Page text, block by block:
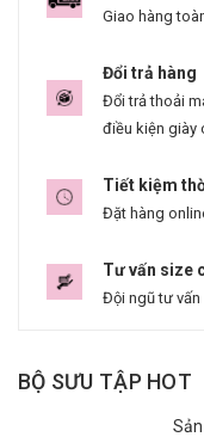
Giao hàng
Đổi trả hàng
Đổi trả thoải
điều kiện giày
Tiết kiệm
Đặt hàng
Tư vấn size
Đội ngũ tư vấn
BỘ SƯU TẬP HOT